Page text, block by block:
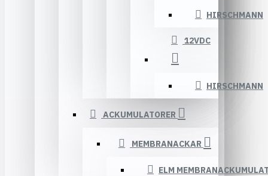
HIRSCHMANN
12VDC
HIRSCHMANN
ACKUMULATORER
MEMBRANACKAR
ELM